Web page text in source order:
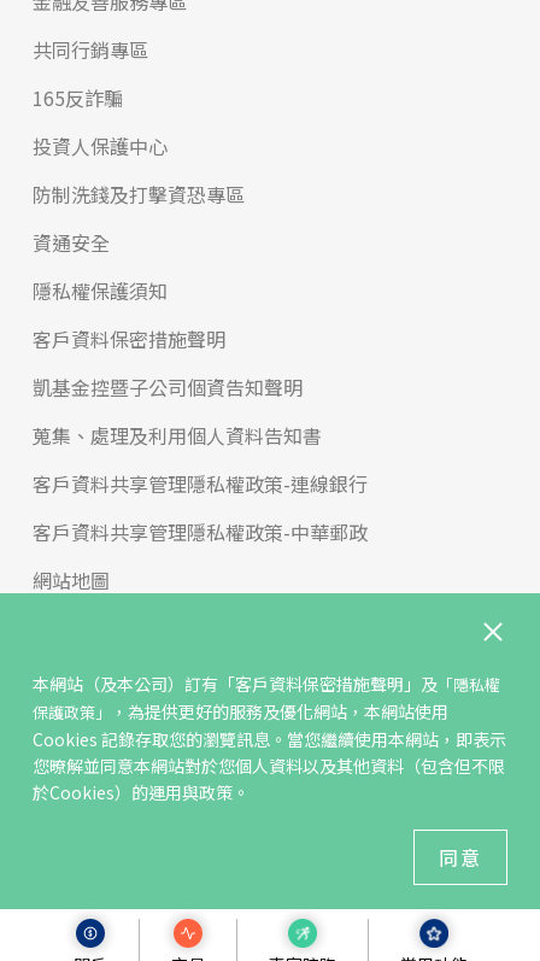
本網站（及本公司）訂有 「客戶資料保密措施聲明」 及「隱私權
保護政策」
，為提供更好的服務及優化網站，本網站使用
Cookies 記錄存取您的瀏覽訊息。當您繼續使用本網站，即表示
您暸解並同意本網站對於您個人資料以及其他資料（包含但不限
於Cookies）的運用與政策。
同意
共同行銷專區
165反詐騙
投資人保護中心
防制洗錢及打擊資恐專區
資通安全
隱私權保護須知
客戶資料保密措施聲明
凱基金控暨子公司個資告知聲明
蒐集、處理及利用個人資料告知書
客戶資料共享管理隱私權政策-連線銀行
客戶資料共享管理隱私權政策-中華郵政
網站地圖
免責聲明
聯絡我們
反詐騙專區